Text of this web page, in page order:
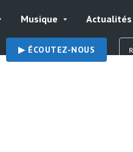
Musique Actualités
▶︎ ÉCOUTEZ-NOUS